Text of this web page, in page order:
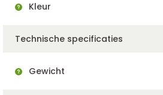
Kleur
Technische specificaties
Gewicht